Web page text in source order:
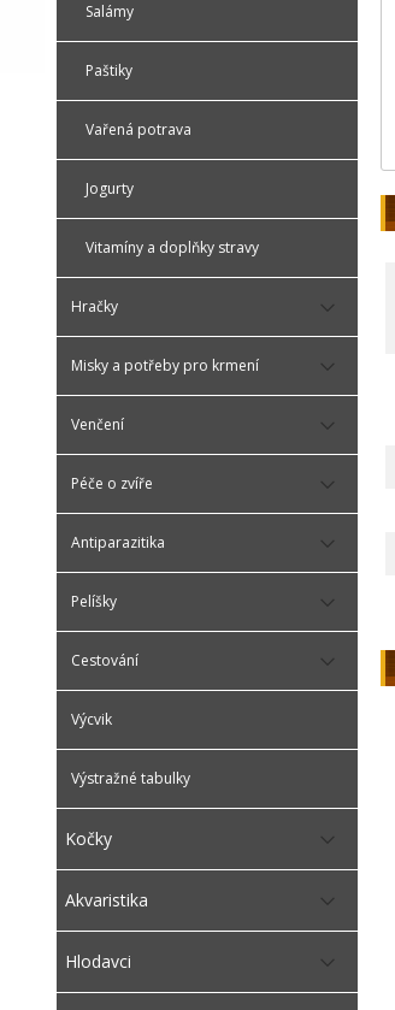
Salámy
Paštiky
Vařená potrava
Jogurty
Vitamíny a doplňky stravy
Hračky
Misky a potřeby pro krmení
Venčení
Péče o zvíře
Antiparazitika
Pelíšky
Cestování
Výcvik
Výstražné tabulky
Kočky
Akvaristika
Hlodavci